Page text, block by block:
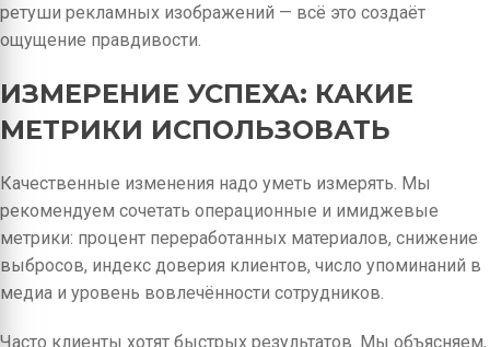
ретуши рекламных изображений — всё это создаёт
ощущение правдивости.
ИЗМЕРЕНИЕ УСПЕХА: КАКИЕ
МЕТРИКИ ИСПОЛЬЗОВАТЬ
Качественные изменения надо уметь измерять. Мы
рекомендуем сочетать операционные и имиджевые
метрики: процент переработанных материалов, снижение
выбросов, индекс доверия клиентов, число упоминаний в
медиа и уровень вовлечённости сотрудников.
Часто клиенты хотят быстрых результатов. Мы объясняем,